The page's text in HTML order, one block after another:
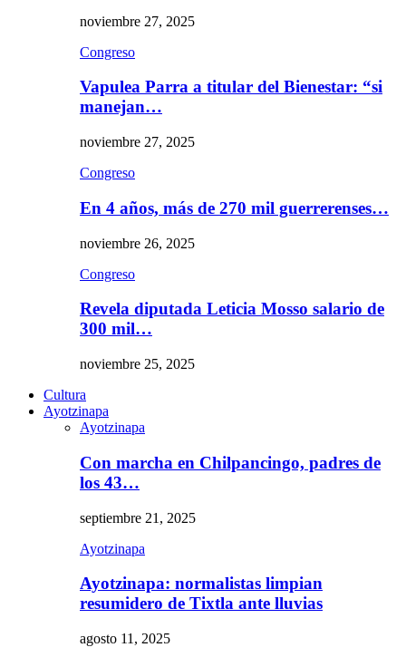
noviembre 27, 2025
Congreso
Vapulea Parra a titular del Bienestar: “si
manejan…
noviembre 27, 2025
Congreso
En 4 años, más de 270 mil guerrerenses…
noviembre 26, 2025
Congreso
Revela diputada Leticia Mosso salario de
300 mil…
noviembre 25, 2025
Cultura
Ayotzinapa
Ayotzinapa
Con marcha en Chilpancingo, padres de
los 43…
septiembre 21, 2025
Ayotzinapa
Ayotzinapa: normalistas limpian
resumidero de Tixtla ante lluvias
agosto 11, 2025